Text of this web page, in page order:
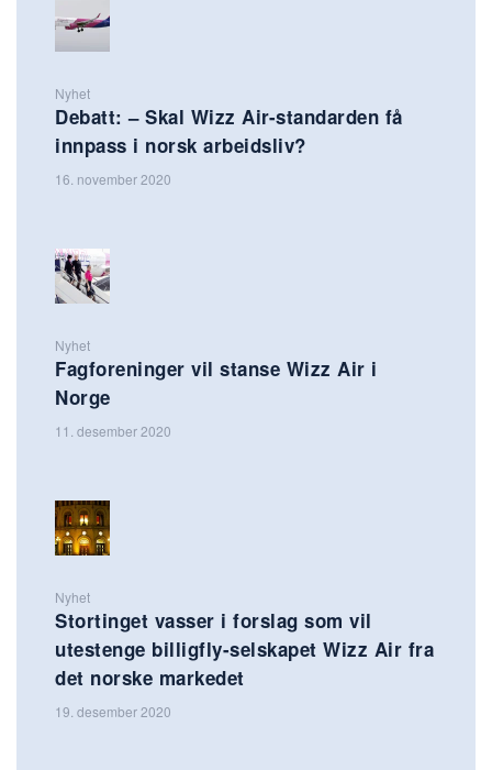
Nyhet
Debatt: – Skal Wizz Air-standarden få
innpass i norsk arbeidsliv?
16. november 2020
Nyhet
Fagforeninger vil stanse Wizz Air i
Norge
11. desember 2020
Nyhet
Stortinget vasser i forslag som vil
utestenge billigfly-selskapet Wizz Air fra
det norske markedet
19. desember 2020